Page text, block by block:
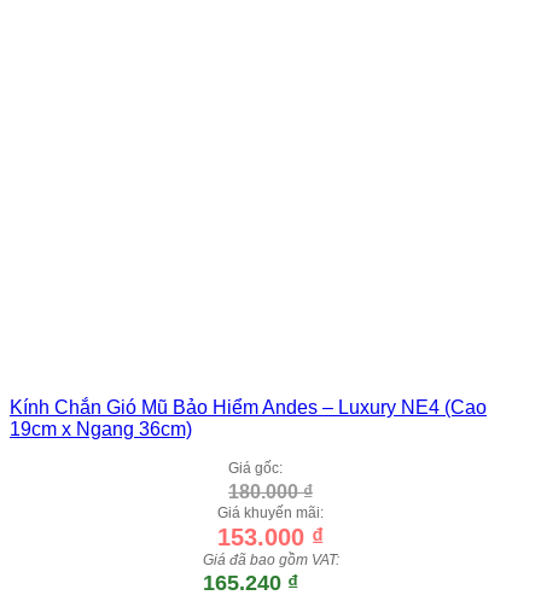
Kính Chắn Gió Mũ Bảo Hiểm Andes – Luxury NE4 (Cao
19cm x Ngang 36cm)
Giá gốc:
180.000₫
Giá khuyến mãi:
153.000 ₫
Giá đã bao gồm VAT:
165.240 ₫